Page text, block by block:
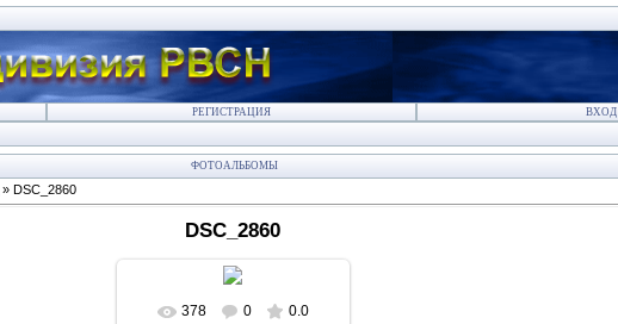
РЕГИСТРАЦИЯ ВХОД
ФОТОАЛЬБОМЫ
» DSC_2860
DSC_2860
В реальном размере
378 0 0.0